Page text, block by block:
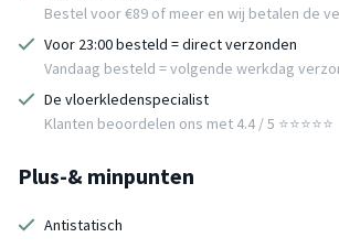
Bestel voor €89 of meer en wij betalen de
Voor 23:00 besteld = direct verzonden
Vandaag besteld = volgende werkdag
De vloerkledenspecialist
Klanten beoordelen ons met 4.4 / 5 ⭐⭐⭐⭐⭐
Plus-& minpunten
Antistatisch